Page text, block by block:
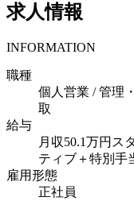
求人情報
INFORMATION
職種
個人営業 / 管理
取
給与
月収50.1万円ス
ティブ＋特別手
雇用形態
正社員